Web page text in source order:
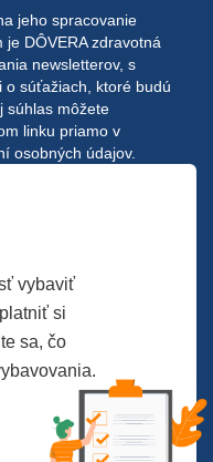
jeho spracovanie
DÔVERA zdravotná
newsletterov, s
o súťažiach, ktoré budú
súhlas môžete
linku priamo v
osobných údajov.
vybaviť
si
sa, čo